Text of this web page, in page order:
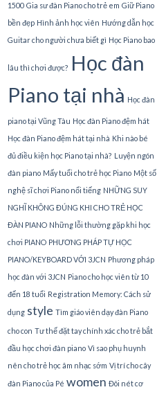
1500 Gia sư đàn Piano cho trẻ em Giữ Piano
bền đẹp Hình ảnh học viên Hướng dẫn học
Guitar cho người chưa biết gì Học Piano bao
lâu thì chơi được? Học đàn
Piano tại nhà Học đàn
piano tại Vũng Tàu Học đàn Piano đệm hát
Học đàn Piano đệm hát tại nhà Khi nào bé
đủ điều kiện học Piano tại nhà? Luyện ngón
đàn piano Mấy tuổi cho trẻ học Piano Một số
nghệ sĩ chơi Piano nổi tiếng NHỮNG SUY
NGHĨ KHÔNG ĐÚNG KHI CHO TRẺ HỌC
ĐÀN PIANO Những lỗi thường gặp khi học
chơi PIANO PHƯƠNG PHÁP TỰ HỌC
PIANO/KEYBOARD VỚI 3JCN Phương pháp
học đàn với 3JCN Piano cho học viên từ 10
đến 18 tuổi Registration Memory: Cách sử
dụng style Tìm giáo viên dạy đàn Piano
cho con Tư thế đặt tay chính xác cho trẻ bắt
đầu học chơi đàn piano Vì sao phụ huynh
nên cho trẻ học âm nhạc sớm Vị trí cho cây
đàn Piano của Pé women Đôi nét cơ